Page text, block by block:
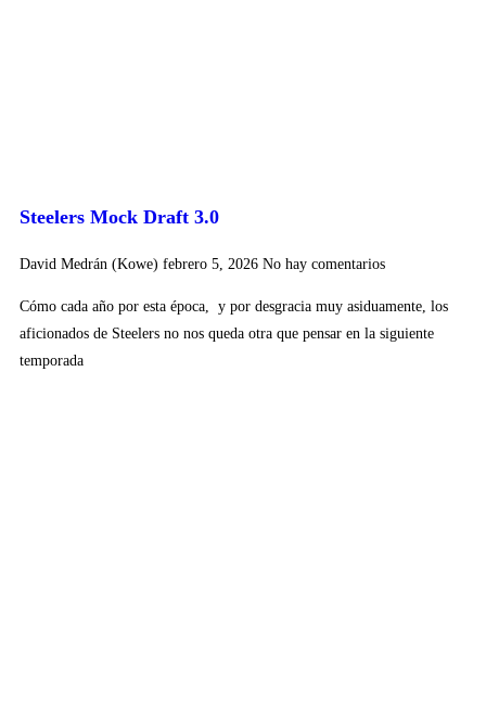
Steelers Mock Draft 3.0
David Medrán (Kowe) febrero 5, 2026 No hay comentarios
Cómo cada año por esta época, y por desgracia muy asiduamente, los
aficionados de Steelers no nos queda otra que pensar en la siguiente
temporada